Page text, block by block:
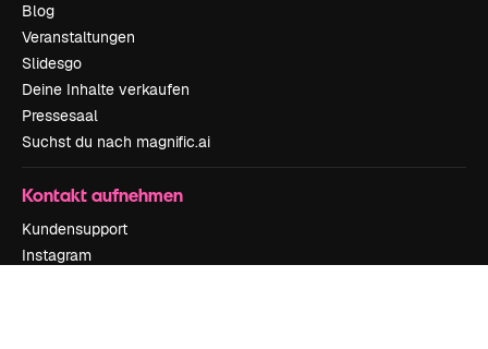
Blog
Veranstaltungen
Slidesgo
Deine Inhalte verkaufen
Pressesaal
Suchst du nach magnific.ai
Kontakt aufnehmen
Kundensupport
Instagram